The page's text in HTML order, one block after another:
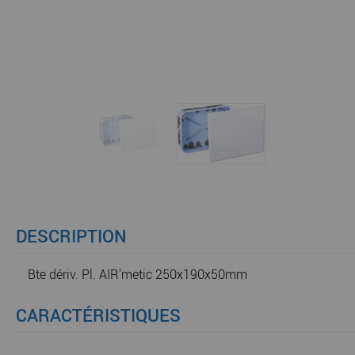
DESCRIPTION
Bte dériv. Pl. AIR'metic 250x190x50mm
CARACTÉRISTIQUES